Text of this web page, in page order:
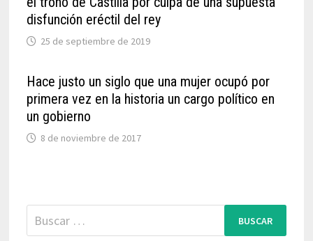
disfunción eréctil del rey
25 de septiembre de 2019
Hace justo un siglo que una mujer ocupó por
primera vez en la historia un cargo político en
un gobierno
8 de noviembre de 2017
Buscar: